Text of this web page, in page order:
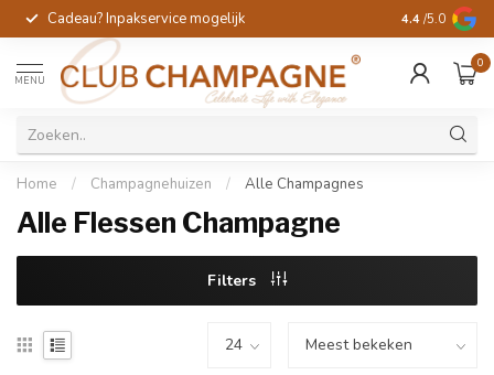
Cadeau? Inpakservice mogelijk Gratis
4.4 /5.0
MENU
0
Home / Champagnehuizen / Alle Champagnes
Alle Flessen Champagne
Filters